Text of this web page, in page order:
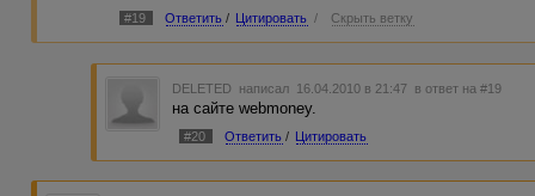
#19 Ответить / Цитировать / Скрыть ветку
DELETED написал 16.04.2010 в 21:47 в ответ на #19
на сайте webmoney.
#20 Ответить / Цитировать